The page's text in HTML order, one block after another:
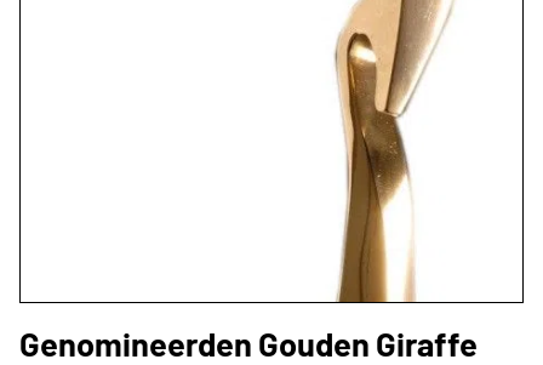
Genomineerden Gouden Giraffe